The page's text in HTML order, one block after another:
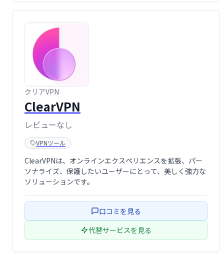
クリアVPN
ClearVPN
レビューなし
VPNツール
ClearVPNは、オンラインエクスペリエンスを拡張、パー
ソナライズ、保護したいユーザーにとって、美しく強力な
ソリューションです。
口コミを見る
代替サービスを見る